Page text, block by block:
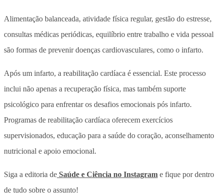
Alimentação balanceada, atividade física regular, gestão do estresse,
consultas médicas periódicas, equilíbrio entre trabalho e vida pessoal
são formas de prevenir doenças cardiovasculares, como o infarto.
Após um infarto, a reabilitação cardíaca é essencial. Este processo
inclui não apenas a recuperação física, mas também suporte
psicológico para enfrentar os desafios emocionais pós infarto.
Programas de reabilitação cardíaca oferecem exercícios
supervisionados, educação para a saúde do coração, aconselhamento
nutricional e apoio emocional.
Siga a editoria de Saúde e Ciência no Instagram e fique por dentro
de tudo sobre o assunto!